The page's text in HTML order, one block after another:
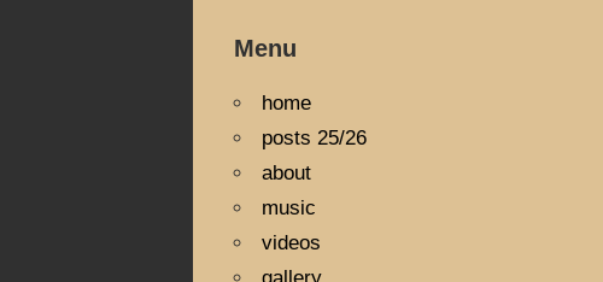
Menu
home
posts 25/26
about
music
videos